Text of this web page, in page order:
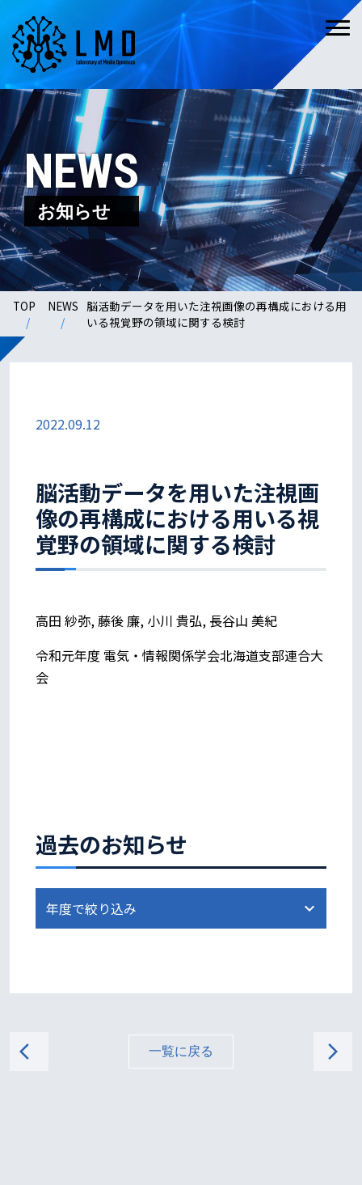
NEWS
お知らせ
TOP NEWS 脳活動データを用いた注視画像の再構成における用
いる視覚野の領域に関する検討
過去のお知らせ
2022.09.12
脳活動データを用いた注視画
像の再構成における用いる視
覚野の領域に関する検討
高田 紗弥, 藤後 廉, 小川 貴弘, 長谷山 美紀
令和元年度 電気・情報関係学会北海道支部連合大
会
arrow_back_ios 一覧に戻る arrow_forward_ios